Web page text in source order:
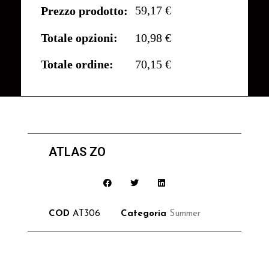
Prezzo prodotto: 59,17 €
Totale opzioni:
10,98 €
Totale ordine:
70,15 €
ATLAS ZO
COD AT306 Categoria Summer